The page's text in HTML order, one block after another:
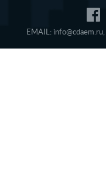
EMAIL: info@cdaem.ru,